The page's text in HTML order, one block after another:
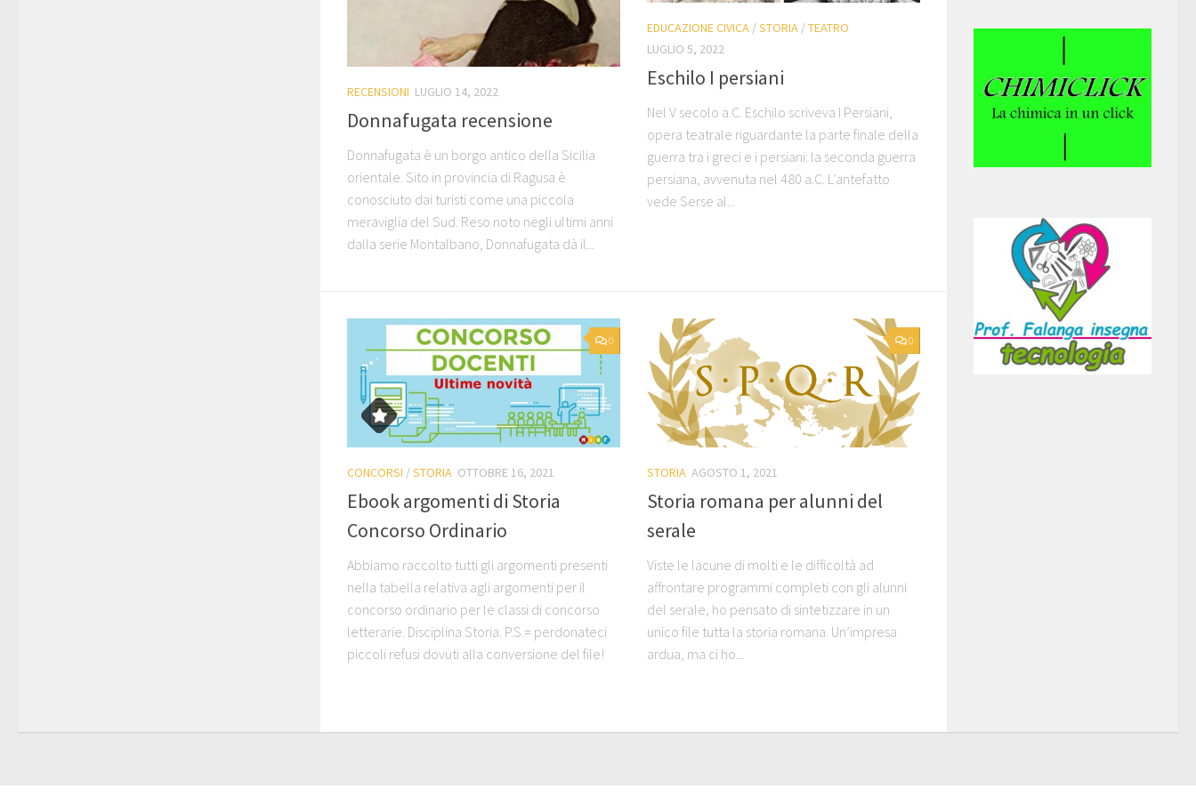
RECENSIONI LUGLIO 14, 2022
Donnafugata recensione
Donnafugata è un borgo antico della Sicilia
orientale. Sito in provincia di Ragusa è
conosciuto dai turisti come una piccola
meraviglia del Sud. Reso noto negli ultimi anni
dalla serie Montalbano, Donnafugata dà il...
EDUCAZIONE CIVICA /STORIA /TEATRO
LUGLIO 5, 2022
Eschilo I persiani
Nel V secolo a.C. Eschilo scriveva I Persiani,
opera teatrale riguardante la parte finale della
guerra tra i greci e i persiani: la seconda guerra
persiana, avvenuta nel 480 a.C. L’antefatto
vede Serse al...
0
CONCORSI /STORIA OTTOBRE 16, 2021
Ebook argomenti di Storia
Concorso Ordinario
Abbiamo raccolto tutti gli argomenti presenti
nella tabella relativa agli argomenti per il
concorso ordinario per le classi di concorso
letterarie. Disciplina Storia. P.S.= perdonateci
piccoli refusi dovuti alla conversione del file!
0
STORIA AGOSTO 1, 2021
Storia romana per alunni del
serale
Viste le lacune di molti e le difficoltà ad
affrontare programmi completi con gli alunni
del serale, ho pensato di sintetizzare in un
unico file tutta la storia romana. Un’impresa
ardua, ma ci ho...